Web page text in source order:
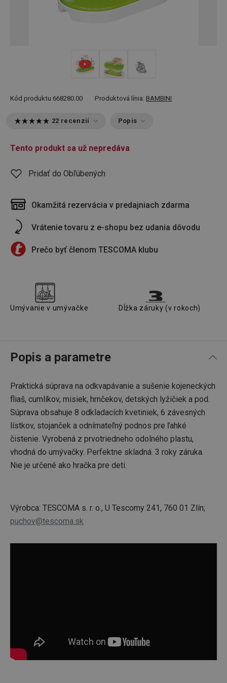
Kód produktu 668280.00 Produktová línia: BAMBINI
22 recenzií Popis
Tento produkt sa už nepredáva
Pridať do Obľúbených
Okamžitá rezervácia v predajniach zdarma
Vrátenie tovaru z e-shopu bez udania dôvodu
Prečo byť členom TESCOMA klubu
Umývanie v umývačke Dĺžka záruky (v rokoch)
Popis a parametre
Praktická súprava na odkvapávanie a sušenie kojeneckých
fliaš, cumlíkov, misiek, hrnčekov, detských lyžičiek a pod.
Súprava obsahuje 8 odkladacích kvetiniek, 6 závesných
lístkov, stojanček a odnímateľný podnos pre ľahké
čistenie. Vyrobená z prvotriedneho odolného plastu,
vhodná do umývačky. Perfektne skladná. 3 roky záruka.
Nie je určené ako hračka pre deti.
Výrobca: TESCOMA s. r. o., U Tescomy 241, 760 01 Zlín;
puchov@tescoma.sk